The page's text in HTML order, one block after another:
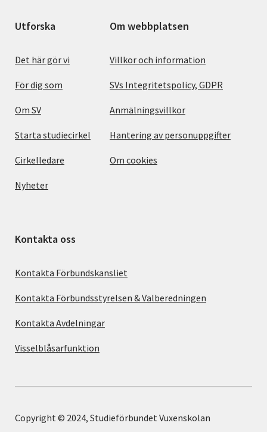
Utforska
Det här gör vi
För dig som
Om SV
Starta studiecirkel
Cirkelledare
Nyheter
Om webbplatsen
Villkor och information
SVs Integritetspolicy, GDPR
Anmälningsvillkor
Hantering av personuppgifter
Om cookies
Kontakta oss
Kontakta Förbundskansliet
Kontakta Förbundsstyrelsen & Valberedningen
Kontakta Avdelningar
Visselblåsarfunktion
Copyright © 2024, Studieförbundet Vuxenskolan